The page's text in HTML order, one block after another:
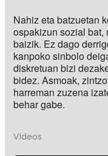
Nahiz eta batzuetan
ospakizun sozial bat,
baizik. Ez dago
kanpoko sinbolo
diskretuan bizi
bidez. Asmoak,
harreman zuzena
behar gabe.
Vídeos